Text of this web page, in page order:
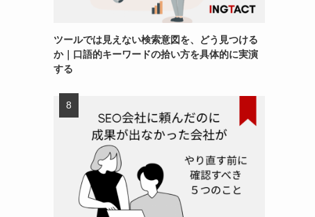
ツールでは見えない検索意図を、どう見つける
か｜口語的キーワードの拾い方を具体的に実演
する